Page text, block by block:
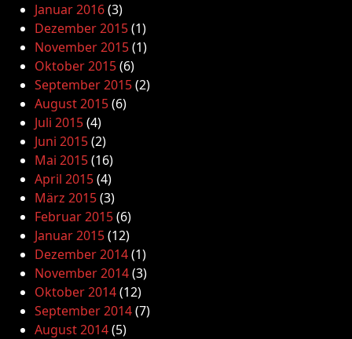
Januar 2016(3)
Dezember 2015(1)
November 2015(1)
Oktober 2015(6)
September 2015(2)
August 2015(6)
Juli 2015(4)
Juni 2015(2)
Mai 2015(16)
April 2015(4)
März 2015(3)
Februar 2015(6)
Januar 2015(12)
Dezember 2014(1)
November 2014(3)
Oktober 2014(12)
September 2014(7)
August 2014(5)